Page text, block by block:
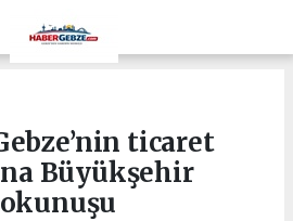
ticaret
Büyükşehir